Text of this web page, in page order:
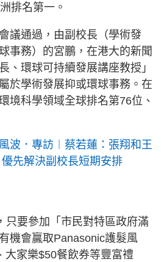
排名第一。
議通過，由副校長（學術發
事務）的宮鵬，在港大的新聞
、環球可持續發展講座教授」
於學術發展抑或環球事務。在
境科學領域全球排名第76位、
波．專訪︱蔡若蓮：張翔和王
先解決副校長短期安排
只要參加「市民對特區政府滿
機會贏取Panasonic護髮風
大家樂$50餐飲券等豐富禮